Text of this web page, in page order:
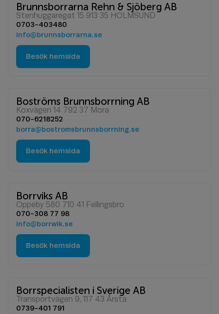
Brunnsborrarna Rehn & Sjöberg AB
Stenhuggaregat 15 913 35 HOLMSUND
0703-403480
info@brunnsborrarna.se
Besök hemsida
Boströms Brunnsborrning AB
Koxvägen 14 792 37 Mora
070-6218252
borra@bostromsbrunnsborrning.se
Besök hemsida
Borrviks AB
Oppeby 580 710 41 Fellingsbro
070-308 77 98
info@borrwik.se
Besök hemsida
Borrspecialisten i Sverige AB
Transportvägen 9, 117 43 Årsta
0739-401 791